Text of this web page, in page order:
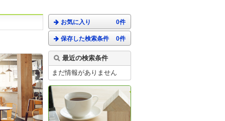
お気に入り 0件
保存した検索条件 0件
最近の検索条件
まだ情報がありません